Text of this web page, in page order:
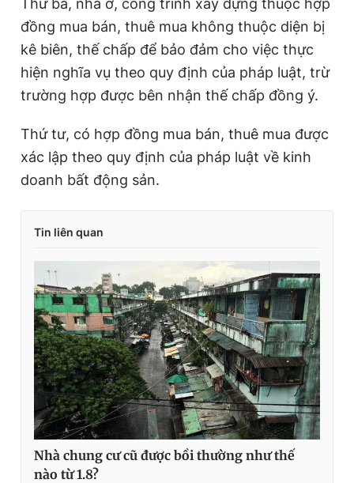
Thứ ba, nhà ở, công trình xây dựng thuộc hợp
đồng mua bán, thuê mua không thuộc diện bị
kê biên, thế chấp để bảo đảm cho việc thực
hiện nghĩa vụ theo quy định của pháp luật, trừ
trường hợp được bên nhận thế chấp đồng ý.
Thứ tư, có hợp đồng mua bán, thuê mua được
xác lập theo quy định của pháp luật về kinh
doanh bất động sản.
Tin liên quan
Nhà chung cư cũ được bồi thường như thế
nào từ 1.8?